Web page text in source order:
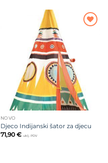
NOVO
Djeco Indijanski šator za djecu
71,90 € uklj. PDV